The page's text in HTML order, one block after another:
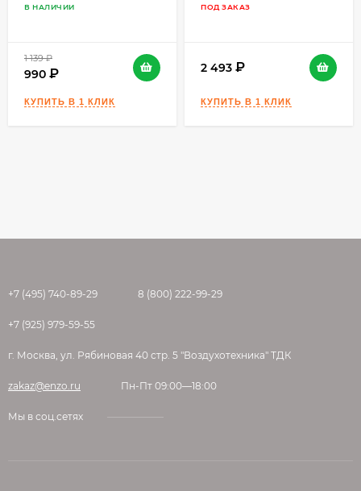
прочностными характеристиками.
тротуарной плитки, рассмотрим основные
отличия этих двух методов.
он называется тощим) помещается в стальную
форму, после чего прессуется с большим
После этого изделия перемещаются в
специальную камеру выдержки с высокой
обеспечивает идеальные условия для
В НАЛИЧИИ
1 139
990
ПОД ЗАКАЗ
2 493
+7 (495) 740-89-29 8 (800) 222-99-29
+7 (925) 979-59-55
г. Москва, ул. Рябиновая 40 стр. 5 "Воздухотехника" ТДК
zakaz@enzo.ru Пн-Пт 09:00—18:00
Мы в соц.сетях